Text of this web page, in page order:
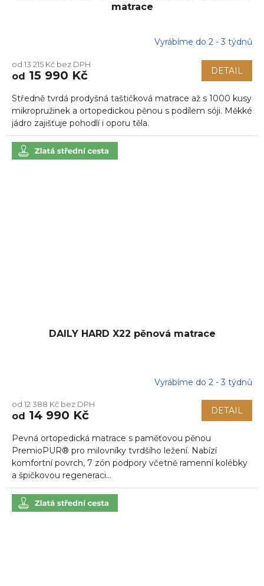
matrace
Vyrábíme do 2 - 3 týdnů
od 13 215 Kč bez DPH
od 15 990 Kč DETAIL
Středně tvrdá prodyšná taštičková matrace až s 1000 kusy
mikropružinek a ortopedickou pěnou s podílem sóji. Měkké
jádro zajišťuje pohodlí i oporu těla.
DAILY HARD X22 pěnová matrace
produktu
je
z
5
hvězdiček.
Vyrábíme do 2 - 3 týdnů
od 12 388 Kč bez DPH
od 14 990 Kč DETAIL
Pevná ortopedická matrace s paměťovou pěnou
PremioPUR® pro milovníky tvrdšího ležení. Nabízí
komfortní povrch, 7 zón podpory včetně ramenní kolébky
a špičkovou regeneraci...